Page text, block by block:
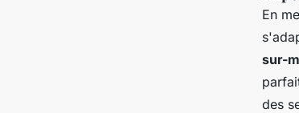
En
sur-
des